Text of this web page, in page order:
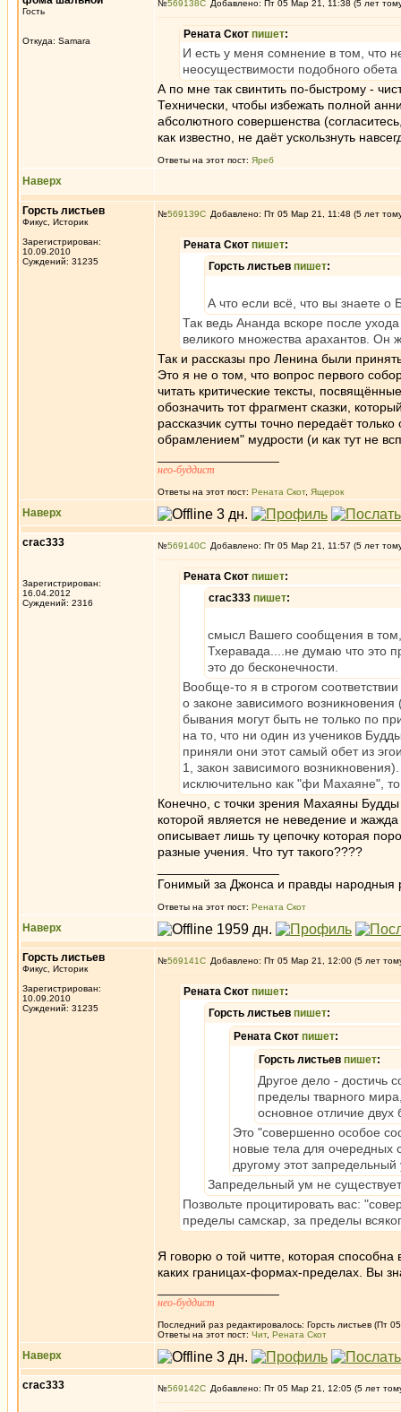
Гость
Откуда: Samara
№569138 Добавлено: Пт 05 Мар 21, 11:38 (5 лет
Рената Скот пишет:
И есть у меня сомнение в том, что
неосуществимости подобного обета
А по мне так свинтить по-быстрому -
Технически, чтобы избежать полной
абсолютного совершенства
как известно, не даёт ускользнуть
Ответы на этот пост: Яреб
Наверх
Горсть листьев
Фикус, Историк
Зарегистрирован:
10.09.2010
Суждений: 31235
№569139 Добавлено: Пт 05 Мар 21, 11:48 (5 лет
Рената Скот пишет:
Горсть листьев пишет:
А что если всё, что вы знаете
Так ведь Ананда вскоре после
великого множества арахантов. Он
Так и рассказы про Ленина были
Это я не о том, что вопрос первого
читать критические тексты,
обозначить тот фрагмент сказки,
рассказчик сутты точно передаёт
обрамлением" мудрости (и как тут не
нео-буддист
Ответы на этот пост: Рената Скот, Ящерок
Наверх
crac333
Зарегистрирован:
16.04.2012
Суждений: 2316
№569140 Добавлено: Пт 05 Мар 21, 11:57 (5 лет
Рената Скот пишет:
crac333 пишет:
смысл Вашего сообщения в
Тхеравада....не думаю что это
это до бесконечности.
Вообще-то я в строгом
о законе зависимого
бывания могут быть не только по
на то, что ни один из учеников
приняли они этот самый обет из
1, закон зависимого
исключительно как "фи Махаяне",
Конечно, с точки зрения Махаяны
которой является не неведение и
описывает лишь ту цепочку которая
разные учения. Что тут такого????
Гонимый за Джонса и правды народныя
Ответы на этот пост: Рената Скот
Наверх
Горсть листьев
Фикус, Историк
Зарегистрирован:
10.09.2010
Суждений: 31235
№569141 Добавлено: Пт 05 Мар 21, 12:00 (5 лет
Рената Скот пишет:
Горсть листьев пишет:
Рената Скот пишет:
Горсть листьев пишет:
Другое дело - достичь
пределы тварного
основное отличие двух
Это "совершенно особое
новые тела для очередных
другому этот
Запредельный ум не
Позвольте процитировать вас:
пределы самскар, за пределы
Я говорю о той читте, которая
каких границах-формах-пределах. Вы
нео-буддист
Последний раз редактировалось: Горсть листьев (Пт
Ответы на этот пост: Чит, Рената Скот
Наверх
crac333 №569142 Добавлено: Пт 05 Мар 21, 12:05 (5 лет